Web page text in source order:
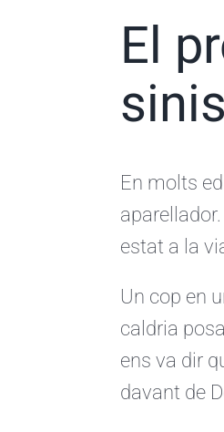
El
En molts
estat a la
Un cop en
caldria
ens va dir
davant de